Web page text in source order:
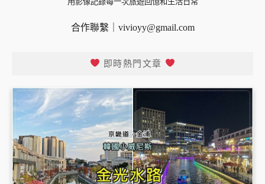
合作聯繫｜ vivioyy@gmail.com
即時熱門文章